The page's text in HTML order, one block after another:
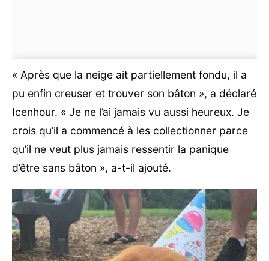
« Après que la neige ait partiellement fondu, il a
pu enfin creuser et trouver son bâton », a déclaré
Icenhour. « Je ne l’ai jamais vu aussi heureux. Je
crois qu’il a commencé à les collectionner parce
qu’il ne veut plus jamais ressentir la panique
d’être sans bâton », a-t-il ajouté.